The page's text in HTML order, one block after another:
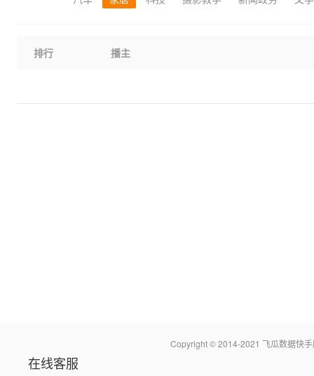
排行 播主
Copyright © 2014-2021 飞瓜数据快
在线客服